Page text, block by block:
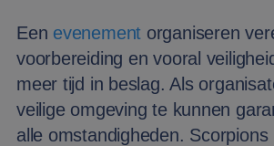
Een evenement organiseren
voorbereiding en vooral
meer tijd in beslag. Als
veilige omgeving te kunnen
alle omstandigheden.